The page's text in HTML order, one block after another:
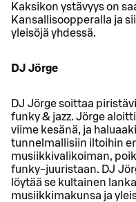
Kaksikon ystävyys on
Kansallisoopperalla ja
yleisöjä yhdessä.
DJ Jörge
DJ Jörge soittaa
funky & jazz. Jörge
viime kesänä, ja
tunnelmallisiin iltoihin
musiikkivalikoiman,
funky-juuristaan. DJ
löytää se kultainen
musiikkimakunsa ja